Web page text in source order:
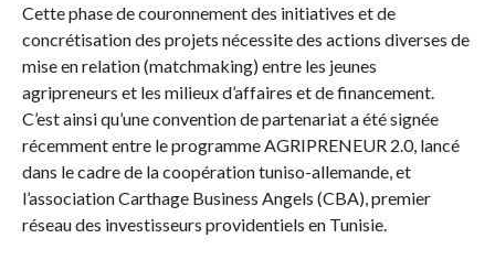
Cette phase de couronnement des initiatives et de
concrétisation des projets nécessite des actions diverses de
mise en relation (matchmaking) entre les jeunes
agripreneurs et les milieux d’affaires et de financement.
C’est ainsi qu’une convention de partenariat a été signée
récemment entre le programme AGRIPRENEUR 2.0, lancé
dans le cadre de la coopération tuniso-allemande, et
l’association Carthage Business Angels (CBA), premier
réseau des investisseurs providentiels en Tunisie.